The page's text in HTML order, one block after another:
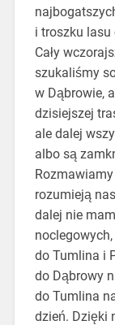
i troszku lasu
Cały
szukaliśmy
w Dąbrowie,
dzisiejszej
ale dalej
albo są
rozumieją
dalej nie
do Tumlina i
do Dąbrowy
do Tumlina
dzień. Dzięki